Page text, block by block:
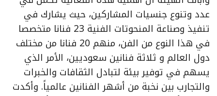
عدد وتنوع جنسيات المشاركين، حيث يشارك في
تنفيذ وصناعة المنحوتات الفنية 23 فنانا متخصصا
في هذا النوع من الفن، منهم 20 فنانا من مختلف
دول العالم و ثلاثة فنانين سعوديين، الأمر الذي
يسهم في توفير بيئة لتبادل الثقافات والخبرات
والتجارب بين نخبة من أشهر الفنانين عالمياً. وأكدت